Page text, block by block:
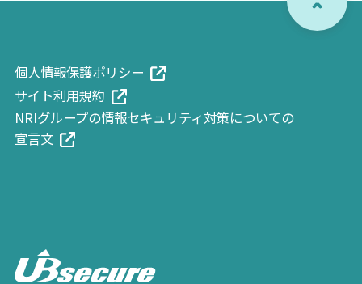
個人情報保護ポリシー
サイト利用規約
NRIグループの情報セキュリティ対策についての
宣言文